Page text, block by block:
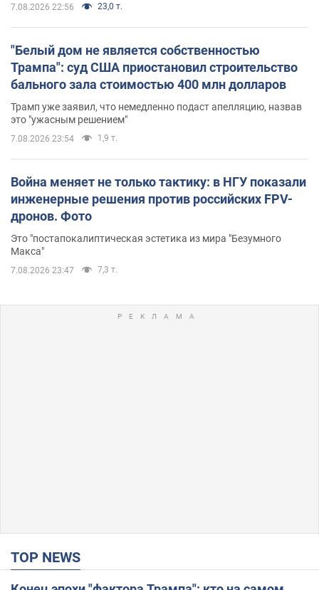
7.08.2026 22:56 23,0 т.
"Белый дом не является собственностью
Трампа": суд США приостановил строительство
бального зала стоимостью 400 млн долларов
Трамп уже заявил, что немедленно подаст апелляцию, назвав
это "ужасным решением"
7.08.2026 23:54 1,9 т.
Война меняет не только тактику: в НГУ показали
инженерные решения против российских FPV-
дронов. Фото
Это "постапокалиптическая эстетика из мира "Безумного
Макса"
7.08.2026 23:47 7,3 т.
TOP NEWS